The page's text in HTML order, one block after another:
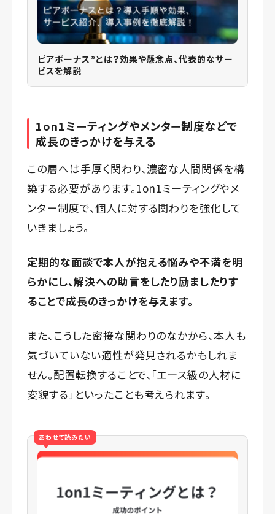
ピアボーナス®️とは？効果や懸念点、代表的なサー
ビスを解説
1on1ミーティングやメンター制度などで
成長のきっかけを与える
この層へは手厚く関わり、濃密な人間関係を構
築する必要があります。1on1ミーティングやメ
ンター制度で、個人に対する関わりを強化して
いきましょう。
定期的な面談で本人が抱える悩みや不満を明
らかにし、解決への助言をしたり励ましたりす
ることで成長のきっかけを与えます。
また、こうした密接な関わりのなかから、本人も
気づいていない適性が発見されるかもしれま
せん。配置転換することで、「エース級の人材に
変貌する」といったことも考えられます。
あわせて読みたい